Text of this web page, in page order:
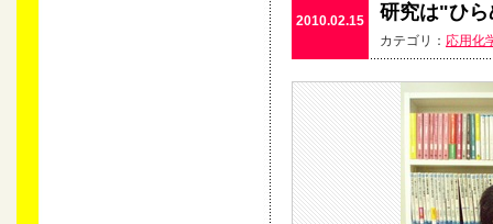
研究は"ひ
カテゴリ： 応用化
2010.02.15